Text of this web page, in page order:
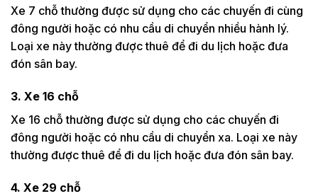
Xe 7 chỗ thường được sử dụng cho các chuyến đi cùng
đông người hoặc có nhu cầu di chuyển nhiều hành lý.
Loại xe này thường được thuê để đi du lịch hoặc đưa
đón sân bay.
3. Xe 16 chỗ
Xe 16 chỗ thường được sử dụng cho các chuyến đi
đông người hoặc có nhu cầu di chuyển xa. Loại xe này
thường được thuê để đi du lịch hoặc đưa đón sân bay.
4. Xe 29 chỗ